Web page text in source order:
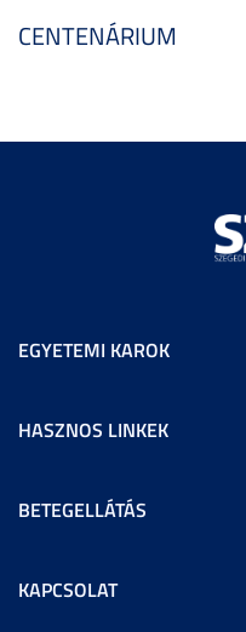
CENTENÁRIUM
EGYETEMI KAROK
HASZNOS LINKEK
BETEGELLÁTÁS
KAPCSOLAT